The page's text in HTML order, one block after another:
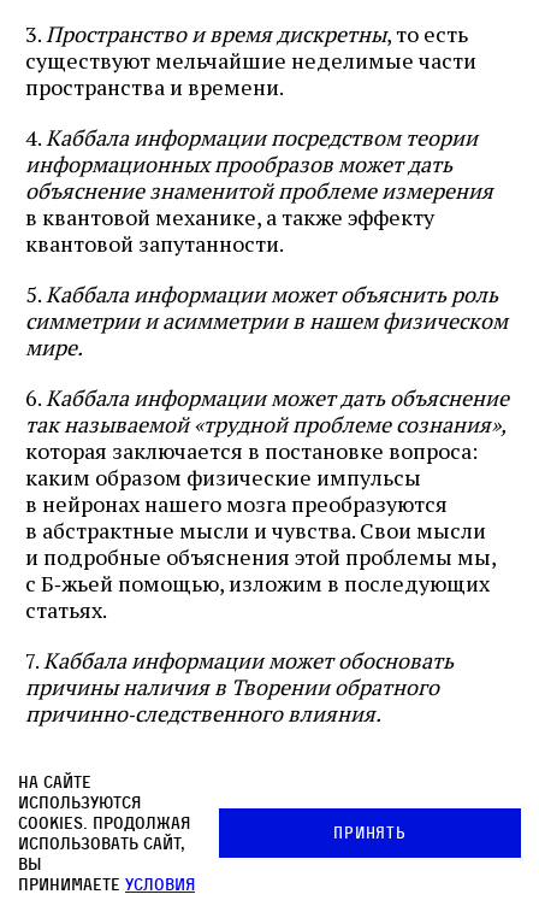
3.Пространство и время дискретны, то есть
существуют мельчайшие неделимые части
пространства и времени.
4.Каббала информации посредством теории
информационных прообразов может дать
объяснение знаменитой проблеме измерения
в квантовой механике, а также эффекту
квантовой запутанности.
5.Каббала информации может объяснить роль
симметрии и асимметрии в нашем физическом
мире.
6.Каббала информации может дать объяснение
так называемой «трудной проблеме сознания»,
которая заключается в постановке вопроса:
каким образом физические импульсы
в нейронах нашего мозга преобразуются
в абстрактные мысли и чувства. Свои мысли
и подробные объяснения этой проблемы мы,
с Б‑жьей помощью, изложим в последующих
статьях.
7.Каббала информации может обосновать
причины наличия в Творении обратного
причинно‑следственного влияния.
понятию «сейчас»
современной наукой не объяснено.
9.
Каббала информации категорически
отвергает мнение сторонников так
На сайте
используются
cookies. Продолжая
использовать сайт,
вы
принимаете условия
Принять